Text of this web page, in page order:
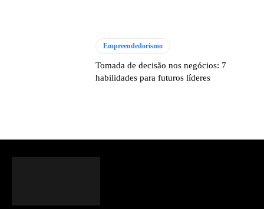
Empreendedorismo
Tomada de decisão nos negócios: 7
habilidades para futuros líderes